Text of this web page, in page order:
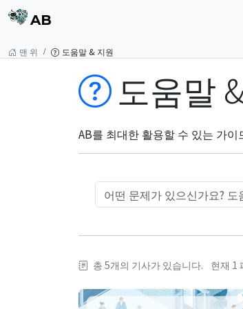
AB
맨 위 도움말 & 지원
도움말
AB를 최대한 활용할 수 있는 가
총 5개의 기사가 있습니다. 현재 1